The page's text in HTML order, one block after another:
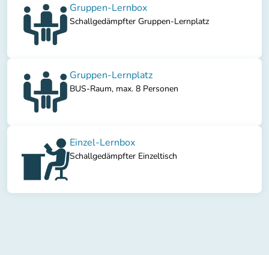
Gruppen-Lernbox
Schallgedämpfter Gruppen-Lernplatz
Gruppen-Lernplatz
BUS-Raum, max. 8 Personen
Einzel-Lernbox
Schallgedämpfter Einzeltisch